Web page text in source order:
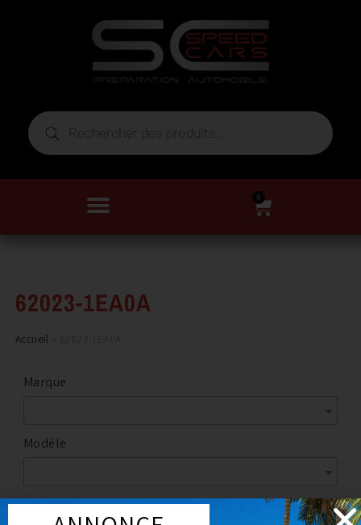
0
62023-1EA0A
Accueil
Marque
Modèle